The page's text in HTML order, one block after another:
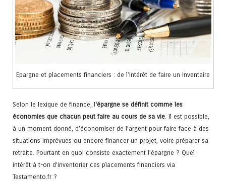
Epargne et placements financiers : de l’intérêt de faire un inventaire
Selon le lexique de finance, l‘épargne se définit comme les
économies que chacun peut faire au cours de sa vie . Il est possible,
à un moment donné, d’économiser de l’argent pour faire face à des
situations imprévues ou encore financer un projet, voire préparer sa
retraite. Pourtant en quoi consiste exactement l’épargne ? Quel
intérêt à t-on d’inventorier ces placements financiers via
Testamento.fr ?